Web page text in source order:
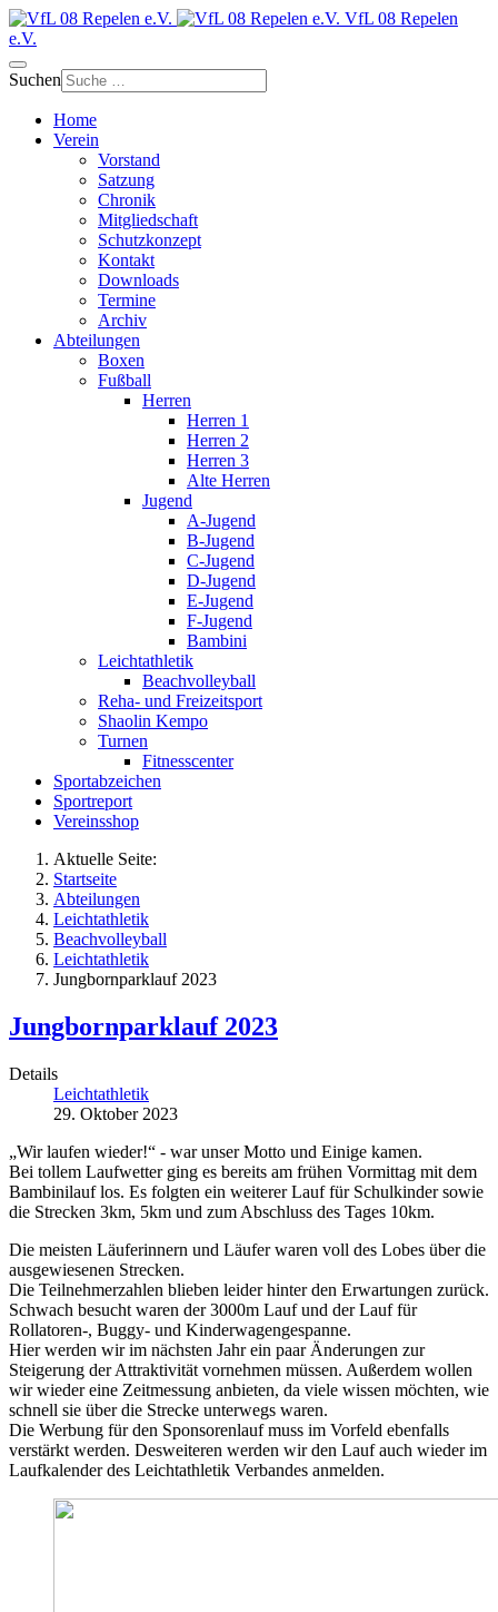
VfL 08 Repelen
e.V.
Suchen
Home
Verein
Vorstand
Satzung
Chronik
Mitgliedschaft
Schutzkonzept
Kontakt
Downloads
Termine
Archiv
Abteilungen
Boxen
Fußball
Herren
Herren 1
Herren 2
Herren 3
Alte Herren
Jugend
A-Jugend
B-Jugend
C-Jugend
D-Jugend
E-Jugend
F-Jugend
Bambini
Leichtathletik
Beachvolleyball
Reha- und Freizeitsport
Shaolin Kempo
Turnen
Fitnesscenter
Sportabzeichen
Sportreport
Vereinsshop
Aktuelle Seite:
Startseite
Abteilungen
Leichtathletik
Beachvolleyball
Leichtathletik
Jungbornparklauf 2023
Jungbornparklauf 2023
Details
Leichtathletik
29. Oktober 2023
„Wir laufen wieder!“ - war unser Motto und Einige kamen.
Bei tollem Laufwetter ging es bereits am frühen Vormittag mit dem
Bambinilauf los. Es folgten ein weiterer Lauf für Schulkinder sowie
die Strecken 3km, 5km und zum Abschluss des Tages 10km.
Die meisten Läuferinnern und Läufer waren voll des Lobes über die
ausgewiesenen Strecken.
Die Teilnehmerzahlen blieben leider hinter den Erwartungen zurück.
Schwach besucht waren der 3000m Lauf und der Lauf für
Rollatoren-, Buggy- und Kinderwagengespanne.
Hier werden wir im nächsten Jahr ein paar Änderungen zur
Steigerung der Attraktivität vornehmen müssen. Außerdem wollen
wir wieder eine Zeitmessung anbieten, da viele wissen möchten, wie
schnell sie über die Strecke unterwegs waren.
Die Werbung für den Sponsorenlauf muss im Vorfeld ebenfalls
verstärkt werden. Desweiteren werden wir den Lauf auch wieder im
Laufkalender des Leichtathletik Verbandes anmelden.